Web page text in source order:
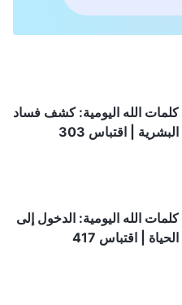
كلمات الله اليومية: كشف فساد
البشرية | اقتباس 303
كلمات الله اليومية: الدخول إلى
الحياة | اقتباس 417